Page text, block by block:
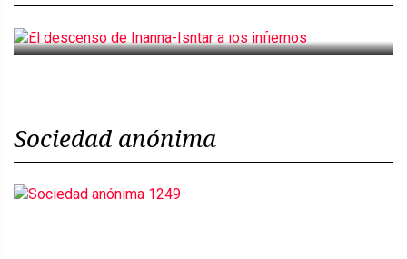
El descenso de Inanna-Ishtar a los infiernos
Sociedad anónima